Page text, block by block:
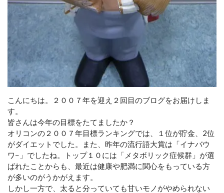
こんにちは。２００７年を迎え２回目のブログをお届けしま
す。
皆さんは今年の目標をたてましたか？
オリコンの２００７年目標ランキングでは、１位が貯金、2位
がダイエットでした。また、昨年の流行語大賞は「イナバウ
ワ−」でしたね。トップ１０には「メタボリック症候群」が選
ばれたことからも、最近は健康や肥満に関心をもっている方
が多いのがうかがえます。
しかし一方で、太ると分っていても甘いモノがやめられない